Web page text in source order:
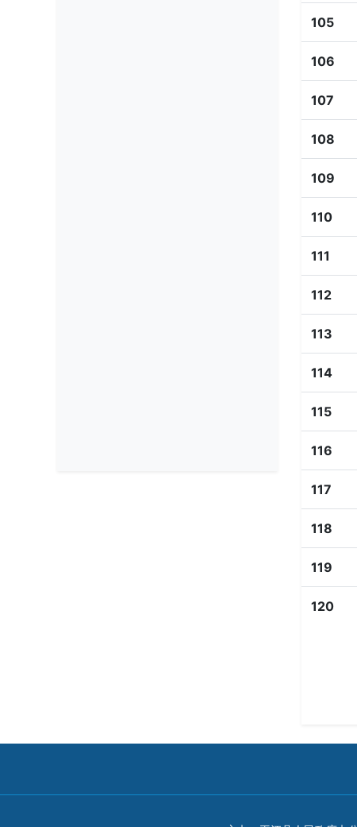
105
106
107
108
109
110
111
112
113
114
115
116
117
118
119
120